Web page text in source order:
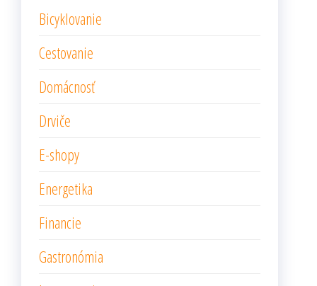
Bicyklovanie
Cestovanie
Domácnosť
Drviče
E-shopy
Energetika
Financie
Gastronómia